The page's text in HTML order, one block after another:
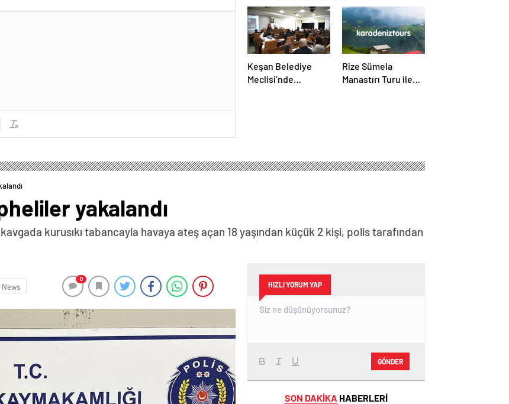
Keşan Belediye
Meclisi’nde
Rize Sümela
Manastırı Turu ile
yakalandı
kurusıkı tabancayla havaya ateş açan 18 yaşından küçük 2 kişi, polis tarafından
News
0
HIZLI YORUM YAP
GÖNDER
SON DAKİKA HABERLERİ